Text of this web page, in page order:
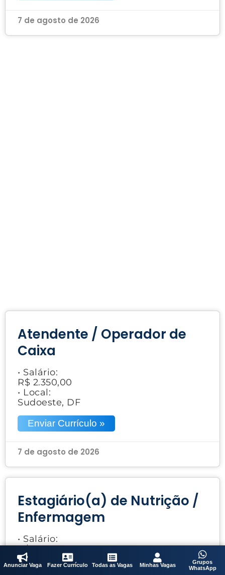
7 de agosto de 2026
Atendente / Operador de
Caixa
• Salário:
R$ 2.350,00
• Local:
Sudoeste, DF
Enviar Currículo »
7 de agosto de 2026
Estagiário(a) de Nutrição /
Enfermagem
• Salário:
R$ 800,00
• Local:
Brasília, DF
Anunciar Vaga Fazer Currículo Todas as Vagas Minhas Vagas
Grupos
WhatsApp